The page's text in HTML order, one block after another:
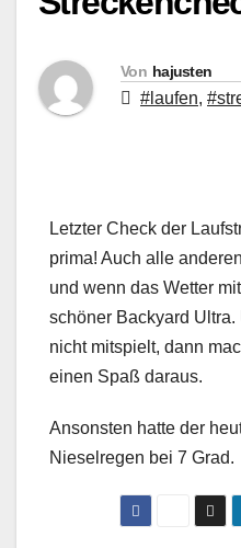
Von hajusten
#laufen,
Letzter Check der
prima! Auch alle
und wenn das Wetter
schöner Backyard
nicht mitspielt, dann
einen Spaß daraus.
Ansonsten hatte der
Nieselregen bei 7 Grad.